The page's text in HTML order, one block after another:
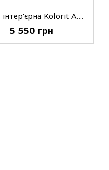
Фарба інтер'єрна Kolorit Argentic антимікробна, матова, A, 9 л
5 550 грн